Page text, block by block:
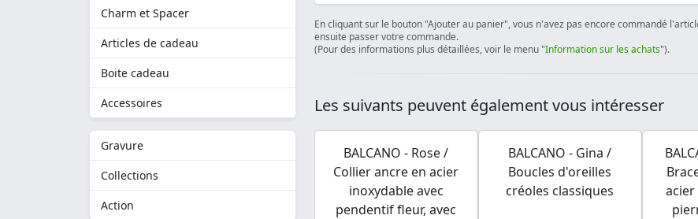
Charm et Spacer
Articles de cadeau
Boite cadeau
Accessoires
Gravure
Collections
Action
En cliquant sur le bouton "Ajouter au panier", vous n'avez pas encore commandé
ensuite passer votre commande.
(Pour des informations plus détaillées, voir le menu "Information sur les achats").
Les suivants peuvent également vous intéresser
BALCANO - Rose /
Collier ancre en acier
inoxydable avec
pendentif fleur, avec
BALCANO - Gina /
Boucles d'oreilles
créoles classiques